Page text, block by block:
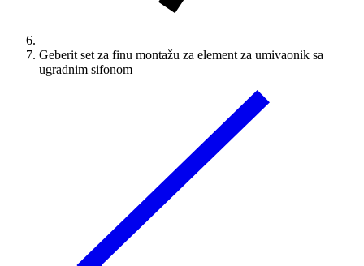
Geberit set za finu montažu za element za umivaonik sa
ugradnim sifonom